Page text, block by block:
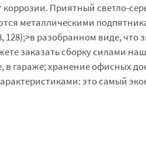
Приятный светло-
металлическими
разобранном виде, что
заказать сборку силами
гараже; хранение офисных
это самый